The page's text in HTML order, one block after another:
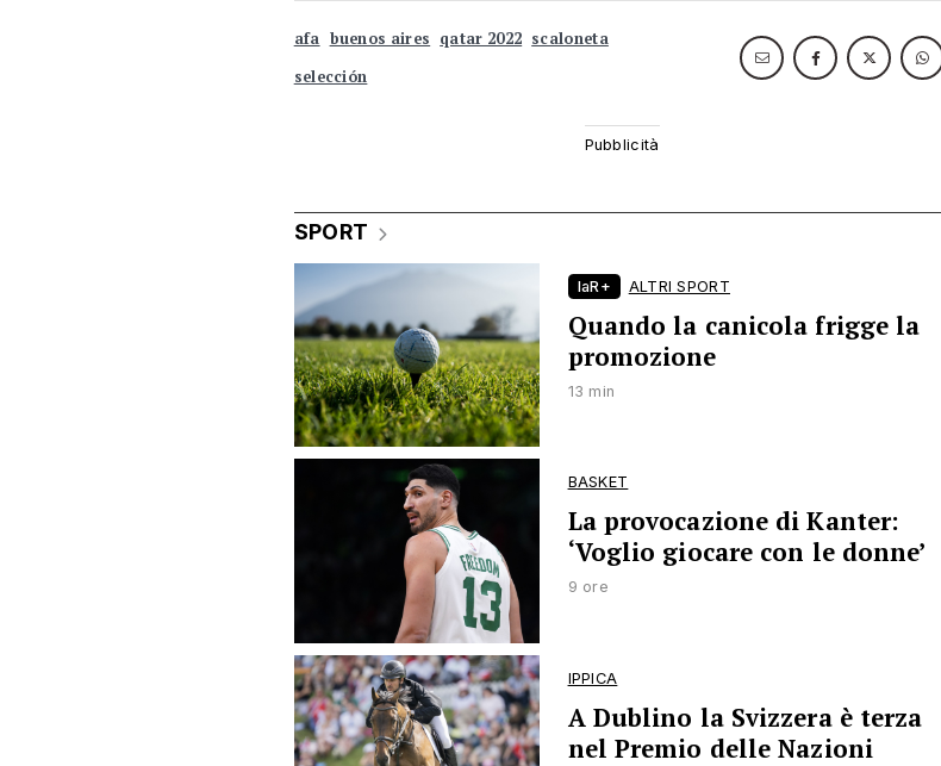
afa buenos aires qatar 2022 scaloneta
selección
SPORT
laR+ ALTRI SPORT
Quando la canicola frigge la
promozione
13 min
BASKET
La provocazione di Kanter:
‘Voglio giocare con le donne’
9 ore
IPPICA
A Dublino la Svizzera è terza
nel Premio delle Nazioni